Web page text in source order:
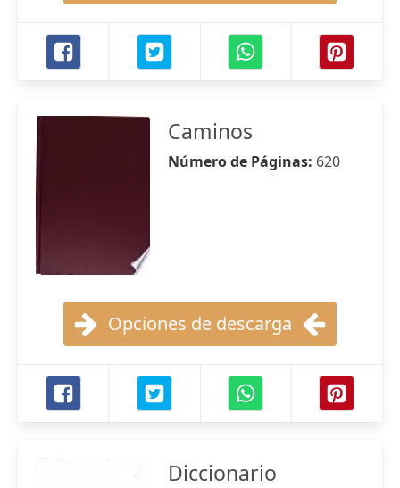
Caminos
Número de Páginas: 620
Opciones de descarga
Diccionario